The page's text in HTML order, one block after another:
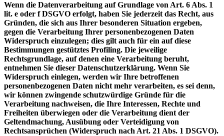
Wenn die Datenverarbeitung auf Grundlage von Art. 6 Abs. 1
lit. e oder f DSGVO erfolgt, haben Sie jederzeit das Recht, aus
Gründen, die sich aus Ihrer besonderen Situation ergeben,
gegen die Verarbeitung Ihrer personenbezogenen Daten
Widerspruch einzulegen; dies gilt auch für ein auf diese
Bestimmungen gestütztes Profiling. Die jeweilige
Rechtsgrundlage, auf denen eine Verarbeitung beruht,
entnehmen Sie dieser Datenschutzerklärung. Wenn Sie
Widerspruch einlegen, werden wir Ihre betroffenen
personenbezogenen Daten nicht mehr verarbeiten, es sei denn,
wir können zwingende schutzwürdige Gründe für die
Verarbeitung nachweisen, die Ihre Interessen, Rechte und
Freiheiten überwiegen oder die Verarbeitung dient der
Geltendmachung, Ausübung oder Verteidigung von
Rechtsansprüchen (Widerspruch nach Art. 21 Abs. 1 DSGVO).